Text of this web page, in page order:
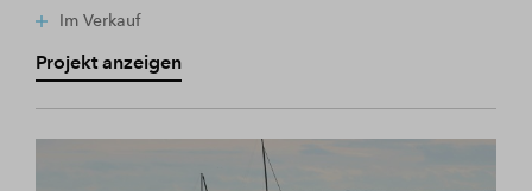
Im Verkauf
Projekt anzeigen